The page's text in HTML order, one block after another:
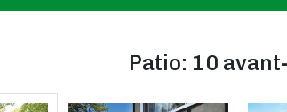
Patio: 10